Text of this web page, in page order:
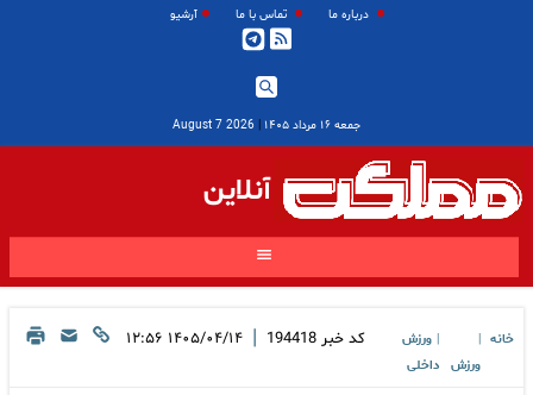
درباره ما تماس با ما آرشیو
جمعه ۱۶ مرداد ۱۴۰۵ |
2026 August 7
آنلاین
خانه
ورزش
ورزش
داخلی
کد خبر 194418
| ۱۴۰۵/۰۴/۱۴ ۱۲:۵۶